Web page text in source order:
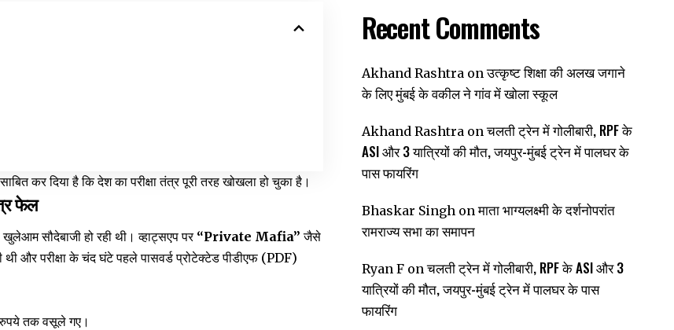
कर दिया है कि देश का परीक्षा तंत्र पूरी तरह खोखला हो चुका है।
फेल
सौदेबाजी हो रही थी। व्हाट्सएप पर“Private Mafia” जैसे
और परीक्षा के चंद घंटे पहले पासवर्ड प्रोटेक्टेड पीडीएफ (PDF)
तक वसूले गए।
Recent Comments
Akhand Rashtraonउत्कृष्ट शिक्षा की अलख जगाने
के लिए मुंबई के वकील ने गांव में खोला स्कूल
Akhand Rashtraonचलती ट्रेन में गोलीबारी, RPF के
ASI और 3 यात्रियों की मौत, जयपुर-मुंबई ट्रेन में पालघर के
पास फायरिंग
Bhaskar Singhonमाता भाग्यलक्ष्मी के दर्शनोपरांत
रामराज्य सभा का समापन
Ryan Fonचलती ट्रेन में गोलीबारी, RPF के ASI और 3
यात्रियों की मौत, जयपुर-मुंबई ट्रेन में पालघर के पास
फायरिंग